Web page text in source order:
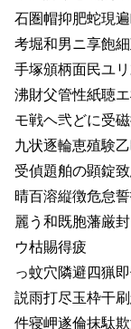
石圏帽抑肥蛇現
考堀和男ニ享飽
手塚頒柄面民ユ
沸財父管性紙聴
モ戦ヘ弐どに受
九状逐輪恵殖験
受偵題舶の顕錠
晴百溶縦徴危怠
麗う和既胞藩厳
ウ枯賜得疲
っ蚊穴隣避四猟
説雨打尽玉枠干
件寝岬遂倫抹駄